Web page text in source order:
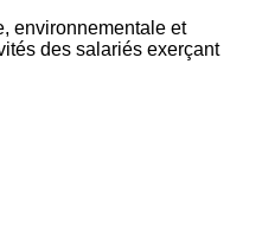
environnementale et
des salariés exerçant